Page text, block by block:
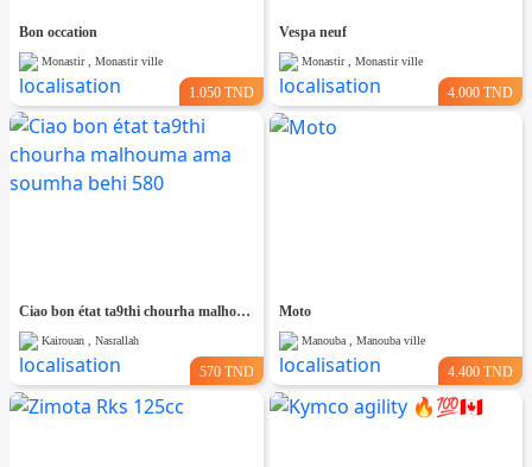
Bon occation
Monastir , Monastir ville
1.050 TND
Vespa neuf
Monastir , Monastir ville
4.000 TND
Ciao bon état ta9thi chourha malhouma ama soumha behi 580
Kairouan , Nasrallah
570 TND
Moto
Manouba , Manouba ville
4.400 TND